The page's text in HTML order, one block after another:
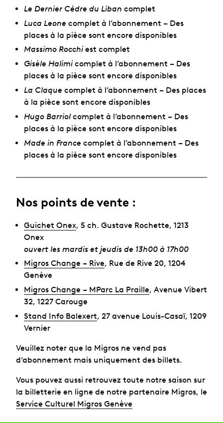
Le Dernier Cèdre du Liban complet
Luca Leone complet à l’abonnement – Des
places à la pièce sont encore disponibles
Massimo Rocchi est complet
Gisèle Halimi complet à l’abonnement – Des
places à la pièce sont encore disponibles
La Claque complet à l’abonnement – Des places
à la pièce sont encore disponibles
Hugo Barriolcomplet à l’abonnement – Des
places à la pièce sont encore disponibles
Made in France complet à l’abonnement – Des
places à la pièce sont encore disponibles
Nos points de vente :
Guichet Onex, 5 ch. Gustave Rochette, 1213
Onex
ouvert les mardis et jeudis de 13h00 à 17h00
Migros Change – Rive, Rue de Rive 20, 1204
Genève
Migros Change – MParc La Praille, Avenue Vibert
32, 1227 Carouge
Stand Info Balexert, 27 avenue Louis-Casaï, 1209
Vernier
Veuillez noter que la Migros ne vend pas
d’abonnement mais uniquement des billets.
Vous pouvez aussi retrouvez toute notre saison sur
la billetterie en ligne de notre partenaire Migros, le
Service Culturel Migros Genève